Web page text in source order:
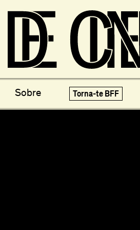
Sobre Torna-te BFF
do Arquivo